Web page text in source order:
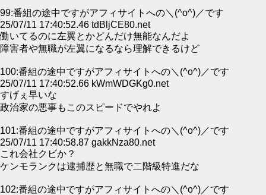
99:番組の途中ですがアフィサイトへの＼(^o^)／です
25/07/11 17:40:52.46 tdBljCE80.net
働いてるのに左翼とかどんだけ無能なんだよ
障害者や無職が左翼になるなら理解できるけど
100:番組の途中ですがアフィサイトへの＼(^o^)／です
25/07/11 17:40:52.66 kWmWDGKg0.net
すげぇ早いな
政治家の悪事もこのスピードでやれよ
101:番組の途中ですがアフィサイトへの＼(^o^)／です
25/07/11 17:40:58.87 gakkNza80.net
これ会社クビか？
ケンモランクは逮捕歴と無職で二階級特進だな
102:番組の途中ですがアフィサイトへの＼(^o^)／です